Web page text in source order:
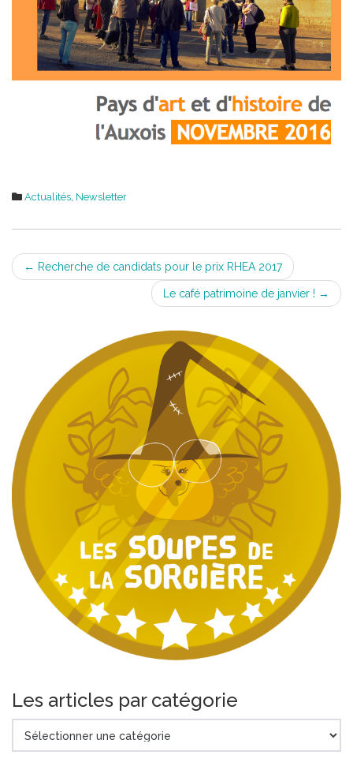
Actualités Newsletter
Post
← Recherche de candidats pour le prix RHEA 2017
Le café patrimoine de janvier ! →
Les articles par catégorie
articles